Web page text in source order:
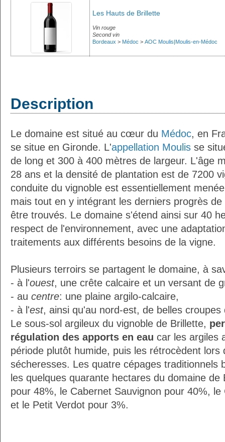
Les Hauts de Brillette
Vin rouge
Second vin
Bordeaux > Médoc > AOC Moulis|Moulis-en-Médoc
Description
Le domaine est situé au cœur du Médoc, en
se situe en Gironde. L'appellation Moulis se
de long et 300 à 400 mètres de largeur. L'âge
28 ans et la densité de plantation est de 7200
conduite du vignoble est essentiellement
mais tout en y intégrant les derniers progrès
être trouvés. Le domaine s'étend ainsi sur 40
respect de l'environnement, avec une
traitements aux différents besoins de la vigne.
Plusieurs terroirs se partagent le domaine, à
- à l'ouest, une crête calcaire et un versant de
- au centre: une plaine argilo-calcaire,
- à l'est, ainsi qu'au nord-est, de belles
Le sous-sol argileux du vignoble de Brillette,
régulation des apports en eau car les argiles
période plutôt humide, puis les rétrocèdent lors
sécheresses. Les quatre cépages traditionnels
les quelques quarante hectares du domaine
pour 48%, le Cabernet Sauvignon pour 40%,
et le Petit Verdot pour 3%.